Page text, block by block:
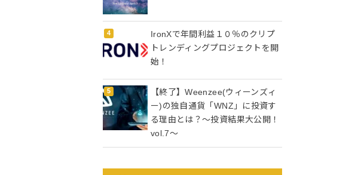
IronXで年間利益１０％のクリプ
トレンディングプロジェクトを開
始！
【終了】Weenzee(ウィーンズィ
ー)の独自通貨「WNZ」に投資す
る理由とは？〜投資結果大公開！
vol.7〜